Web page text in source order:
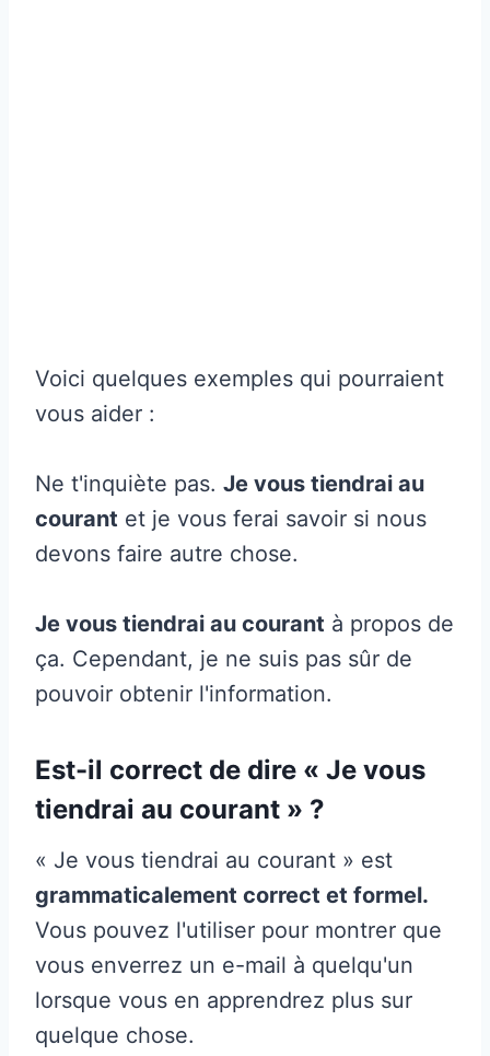
Voici quelques exemples qui pourraient
vous aider :
Ne t'inquiète pas. Je vous tiendrai au
courant et je vous ferai savoir si nous
devons faire autre chose.
Je vous tiendrai au courant à propos de
ça. Cependant, je ne suis pas sûr de
pouvoir obtenir l'information.
Est-il correct de dire « Je vous
tiendrai au courant » ?
« Je vous tiendrai au courant » est
grammaticalement correct et formel.
Vous pouvez l'utiliser pour montrer que
vous enverrez un e-mail à quelqu'un
lorsque vous en apprendrez plus sur
quelque chose.